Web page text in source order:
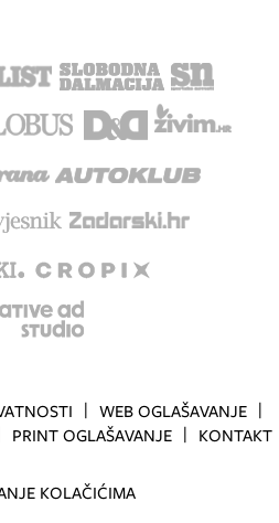
WEB OGLAŠAVANJE
PRINT OGLAŠAVANJE KONTAKT
KOLAČIĆIMA